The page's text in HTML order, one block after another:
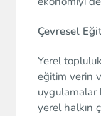
Çevresel
Yerel
eğitim verin
uygulamalar
yerel halkın